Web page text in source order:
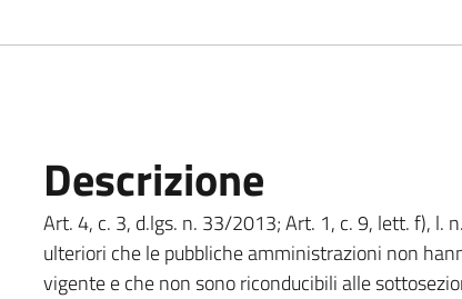
Descrizione
Art. 4, c. 3, d.lgs. n. 33/2013; Art. 1, c. 9, lett. f),
ulteriori che le pubbliche amministrazioni non
vigente e che non sono riconducibili alle